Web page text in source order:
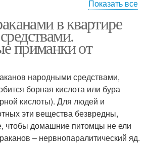
Показать все
в квартире
приманки от
народными средствами,
борная кислота или бура
кислоты). Для людей и
эти вещества безвредны,
чтобы домашние питомцы не ели
– нервнопаралитический яд.